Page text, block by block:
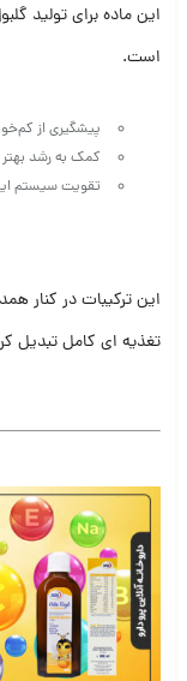
این ماده برای تولید
است.
پیشگیری از
کمک به رشد
تقویت سیستم
این ترکیبات در کنار
تغذیه ای کامل تبدیل